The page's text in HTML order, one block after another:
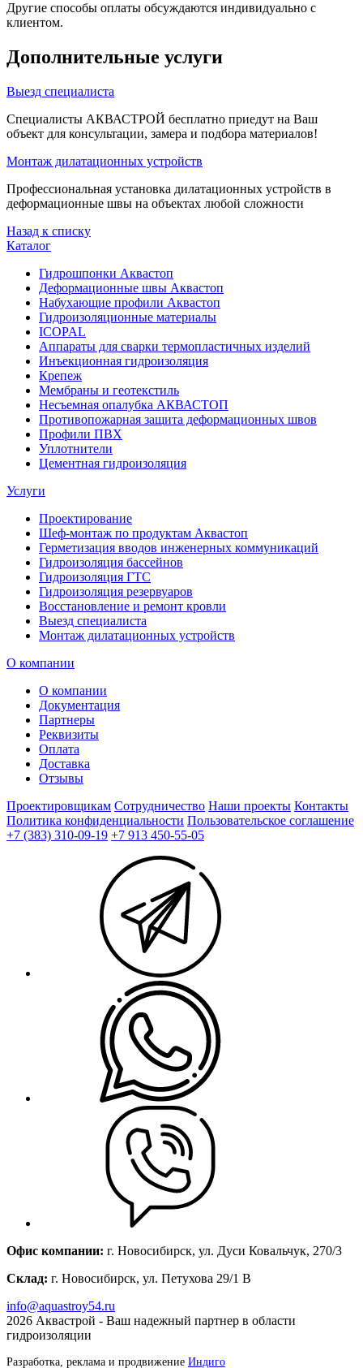
Другие способы оплаты обсуждаются индивидуально с
клиентом.
Дополнительные услуги
Выезд специалиста
Специалисты АКВАСТРОЙ бесплатно приедут на Ваш
объект для консультации, замера и подбора материалов!
Монтаж дилатационных устройств
Профессиональная установка дилатационных устройств в
деформационные швы на объектах любой сложности
Назад к списку
Каталог
Гидрошпонки Аквастоп
Деформационные швы Аквастоп
Набухающие профили Аквастоп
Гидроизоляционные материалы
ICOPAL
Аппараты для сварки термопластичных изделий
Инъекционная гидроизоляция
Крепеж
Мембраны и геотекстиль
Несъемная опалубка АКВАСТОП
Противопожарная защита деформационных швов
Профили ПВХ
Уплотнители
Цементная гидроизоляция
Услуги
Проектирование
Шеф-монтаж по продуктам Аквастоп
Герметизация вводов инженерных коммуникаций
Гидроизоляция бассейнов
Гидроизоляция ГТС
Гидроизоляция резервуаров
Восстановление и ремонт кровли
Выезд специалиста
Монтаж дилатационных устройств
О компании
О компании
Документация
Партнеры
Реквизиты
Оплата
Доставка
Отзывы
Проектировщикам Сотрудничество Наши проекты Контакты
Политика конфиденциальности Пользовательское соглашение
+7 (383) 310-09-19 +7 913 450-55-05
Офис компании: г. Новосибирск, ул. Дуси Ковальчук, 270/3
Склад: г. Новосибирск, ул. Петухова 29/1 В
info@aquastroy54.ru
2026 Аквастрой - Ваш надежный партнер в области
гидроизоляции
Разработка, реклама и продвижение Индиго